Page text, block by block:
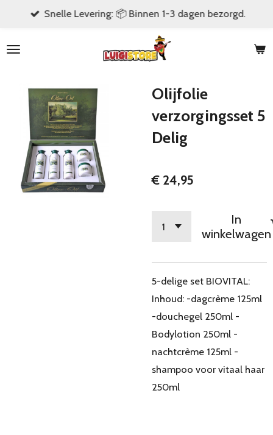
naar
Snelle Levering: 📦 Binnen 1-3 dagen bezorgd.
Olijfolie
verzorgingsset 5
Delig
€ 24,95
In
winkelwagen
5-delige set BIOVITAL:
Inhoud: -dagcrème 125ml
-douchegel 250ml -
Bodylotion 250ml -
nachtcrème 125ml -
shampoo voor vitaal haar
250ml